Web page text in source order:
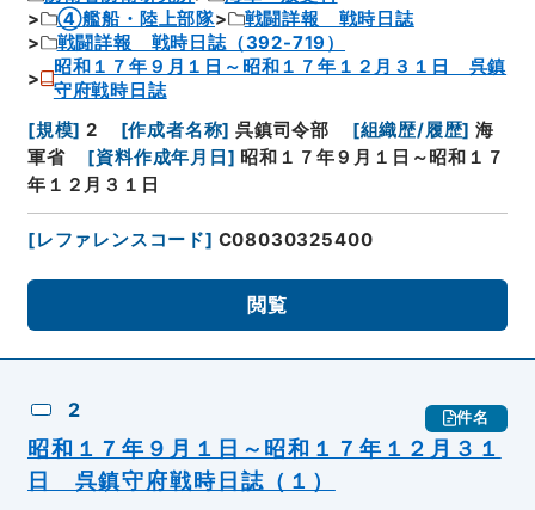
④艦船・陸上部隊
戦闘詳報 戦時日誌
戦闘詳報 戦時日誌（392-719）
昭和１７年９月１日～昭和１７年１２月３１日 呉鎮
守府戦時日誌
[規模] 2 [作成者名称] 呉鎮司令部 [組織歴/履歴] 海
軍省
[資料作成年月日 ] 昭和１７年９月１日～昭和１７
年１２月３１日
[レファレンスコード] C08030325400
閲覧
2 件名
昭和１７年９月１日～昭和１７年１２月３１
日 呉鎮守府戦時日誌（１）